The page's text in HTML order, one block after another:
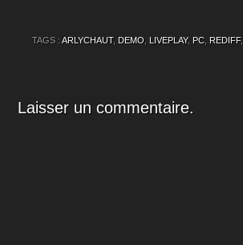
TAGS :ARLYCHAUT, DEMO LIVEPLAY, PC REDIFF,
Laisser un commentaire.